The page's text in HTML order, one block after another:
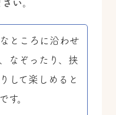
い。
ところに沿わせ
なぞったり、挟
して楽しめると
す。